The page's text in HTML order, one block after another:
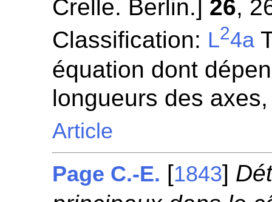
Crelle. Berlin.] 26,
Classification: L24a
équation dont
longueurs des
Article
Page C.-E. [1843]